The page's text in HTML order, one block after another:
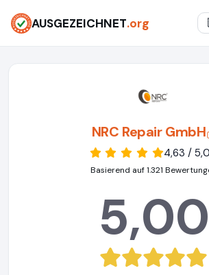
AUSGEZEICHNET.org
NRC Repair GmbH
4,63 /
Basierend auf 1.321
5,00